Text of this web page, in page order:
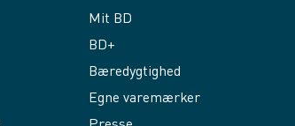
Mit BD
BD+
Bæredygtighed
Egne varemærker